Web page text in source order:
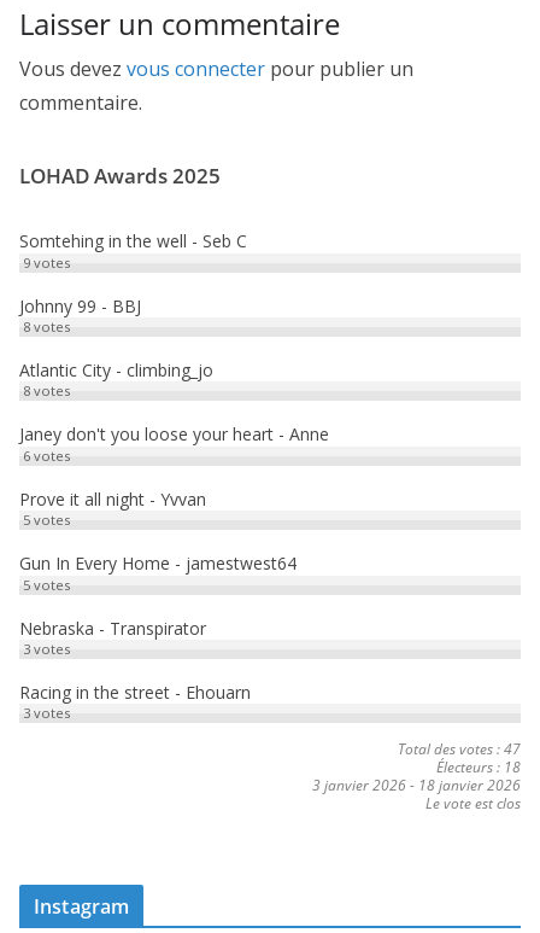
n
g
Laisser un commentaire
Vous devez vous connecter pour publier un
commentaire.
LOHAD Awards 2025
Somtehing in the well - Seb C
9votes
Johnny 99 - BBJ
8votes
Atlantic City - climbing_jo
8votes
Janey don't you loose your heart - Anne
6votes
Prove it all night - Yvvan
5votes
Gun In Every Home - jamestwest64
5votes
Nebraska - Transpirator
3votes
Racing in the street - Ehouarn
3votes
Total des votes : 47
Électeurs : 18
3 janvier 2026- 18 janvier 2026
Le vote est clos
Instagram